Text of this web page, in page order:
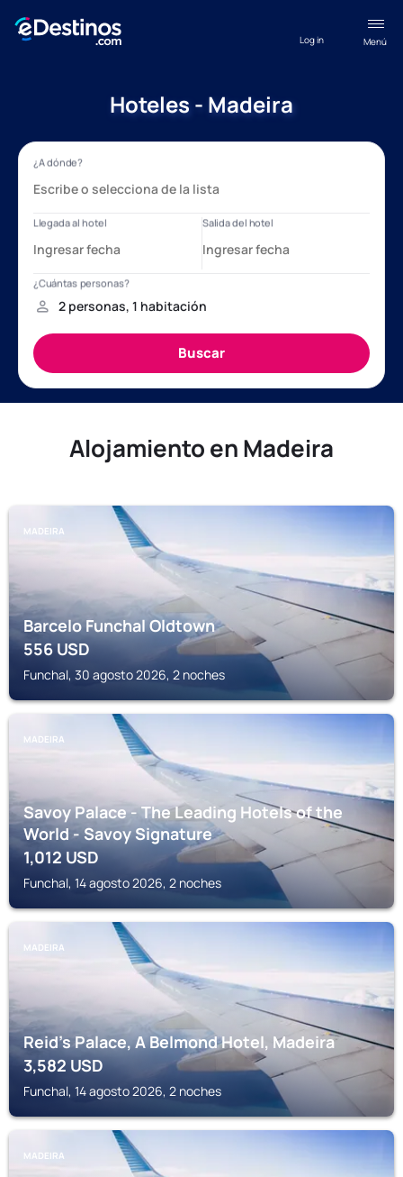
Menú
Log in
Hoteles - Madeira
Alojamiento en Madeira
MADEIRA
Barcelo Funchal Oldtown
556USD
Funchal, 30 agosto 2026, 2 noches
MADEIRA
Savoy Palace - The Leading Hotels of the
World - Savoy Signature
1,012USD
Funchal, 14 agosto 2026, 2 noches
MADEIRA
Reid's Palace, A Belmond Hotel, Madeira
3,582 USD
Funchal, 14 agosto 2026, 2 noches
MADEIRA